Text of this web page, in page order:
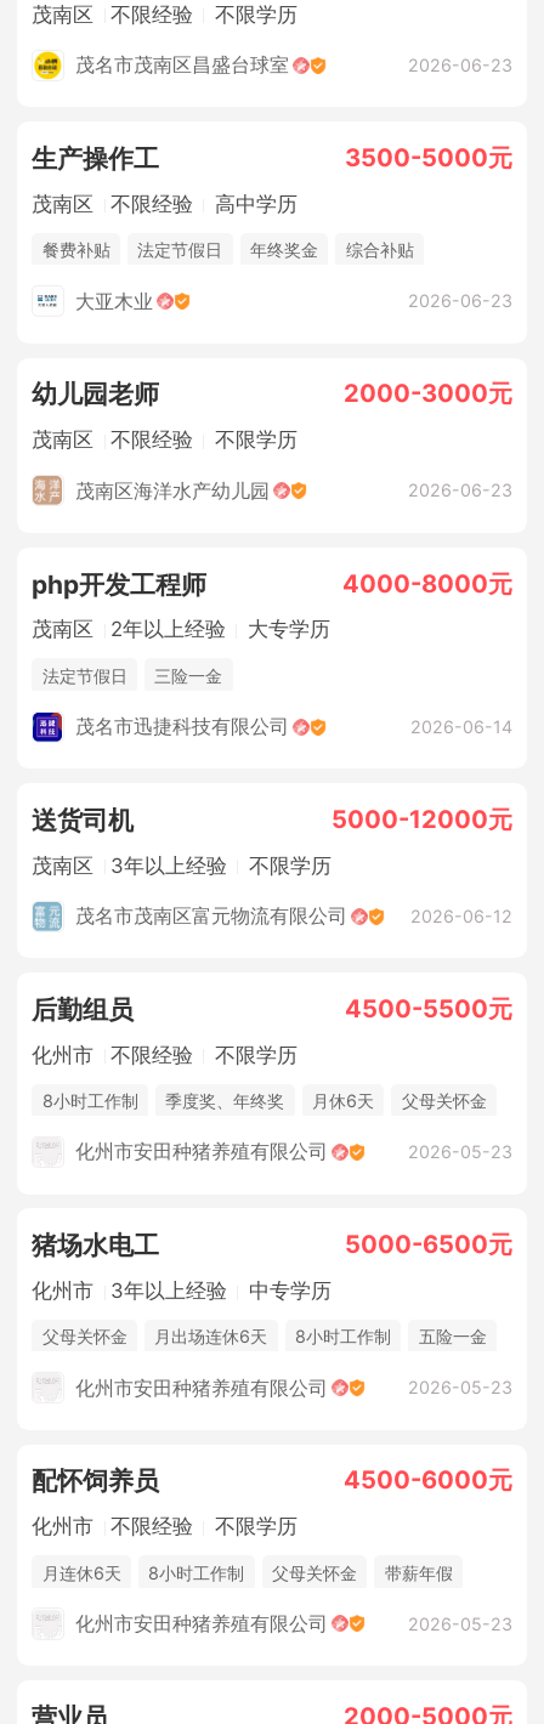
茂南区 不限经验 不限学历
茂名市茂南区昌盛台球室 2026-06-23
生产操作工 3500-5000元
茂南区 不限经验 高中学历
餐费补贴 法定节假日 年终奖金
综合补贴
大亚木业 2026-06-23
幼儿园老师 2000-3000元
茂南区 不限经验 不限学历
茂南区海洋水产幼儿园 2026-06-23
php开发工程师 4000-8000元
茂南区 2年以上经验 大专学历
法定节假日 三险一金
茂名市迅捷科技有限公司 2026-06-14
送货司机 5000-12000元
茂南区 3年以上经验 不限学历
茂名市茂南区富元物流有限公司 2026-06-12
后勤组员 4500-5500元
化州市 不限经验 不限学历
8小时工作制 季度奖、年终奖 月休6天
父母关怀金
化州市安田种猪养殖有限公司 2026-05-23
猪场水电工 5000-6500元
化州市 3年以上经验 中专学历
父母关怀金 月出场连休6天 8小时工作制
五险一金
化州市安田种猪养殖有限公司 2026-05-23
配怀饲养员 4500-6000元
化州市 不限经验 不限学历
月连休6天 8小时工作制 父母关怀金
带薪年假
化州市安田种猪养殖有限公司 2026-05-23
营业员 2000-5000元